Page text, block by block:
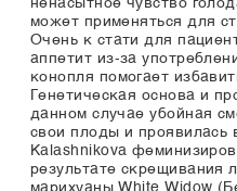
ненасытное чувство
может применяться для
Очень к стати для
аппетит из-за
конопля помогает
Генетическая основа и
данном случае убойная
свои плоды и
Kalashnikova
результате скрещивания
марихуаны White Widow